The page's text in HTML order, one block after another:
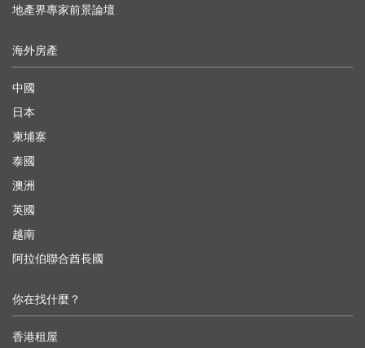
地產界專家前景論壇
海外房產
中國
日本
柬埔寨
泰國
澳洲
英國
越南
阿拉伯聯合酋長國
你在找什麼？
香港租屋